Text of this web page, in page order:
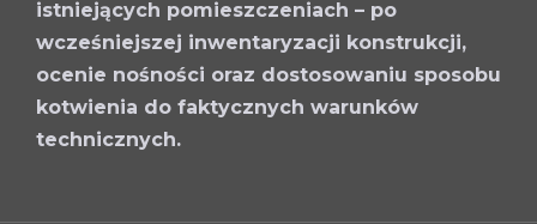
istniejących pomieszczeniach – po
wcześniejszej inwentaryzacji konstrukcji,
ocenie nośności oraz dostosowaniu sposobu
kotwienia do faktycznych warunków
technicznych.